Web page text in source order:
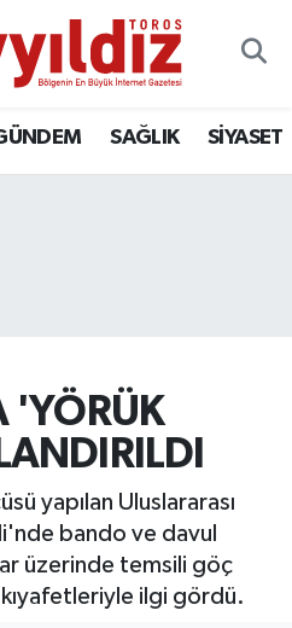
SAĞLIK SİYASET
'YÖRÜK
yapılan Uluslararası
bando ve davul
üzerinde temsili göç
ilgi gördü.